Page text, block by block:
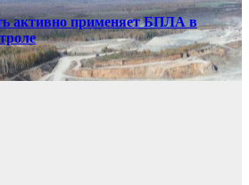
активно применяет БПЛА в